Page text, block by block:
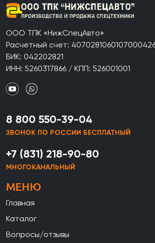
ООО ТПК «НижСпецАвто»
Расчетный счет:
БИК: 042202821
ИНН: 5260317866 / КПП: 526001001
8 800 550-39-04
ЗВОНОК ПО РОССИИ БЕСПЛАТНЫЙ
+7 (831) 218-90-80
МНОГОКАНАЛЬНЫЙ
МЕНЮ
Главная
Каталог
Вопросы/отзывы